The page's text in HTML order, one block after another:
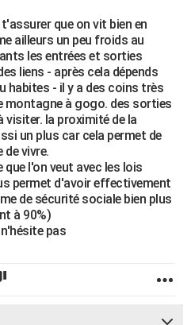
que on vit bien en
ailleurs un peu froids au
les entrées et sorties
liens - après cela dépends
habites - il y a des coins très
à gogo. des sorties
visiter. la proximité de la
un plus car cela permet de
de vivre.
l'on veut avec les lois
permet d'avoir effectivement
de sécurité sociale bien plus
à 90%)
pas